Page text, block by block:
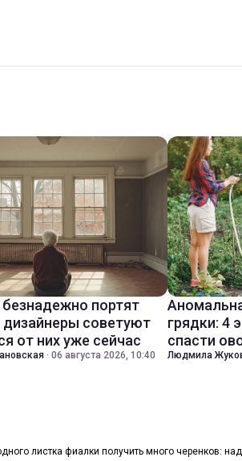
портят
дизайнеры советуют
от них уже сейчас
· 06 августа 2026, 10:40
грядки: 4
спасти
Людмила
листка фиалки получить много черенков: